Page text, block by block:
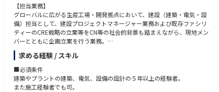
【担当業務】
グローバルに広がる生産工場・開発拠点において、建設（建築・電気・設
備）担当として、建設プロジェクトマネージャー業務および既存ファシリ
ティーのCRE戦略の立案等をCN等の社会的背景も踏まえながら、現地メン
バーとともに企画立案を行う業務。
【使用ツール】
CAD、BIM、Word、Excel、PowerPoint等
【ポジション・立場】
求める経験 / スキル
■必須条件
建築やプラントの建築、電気、設備の設計の５年以上の経験者。
また施工経験者でも可。